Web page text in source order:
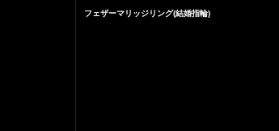
フェザーマリッジリング(結婚指輪)